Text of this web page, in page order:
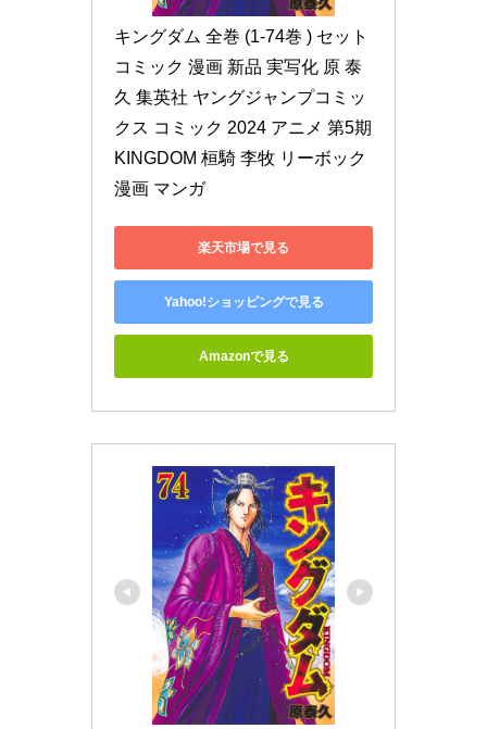
キングダム 全巻 (1-74巻 ) セット
コミック 漫画 新品 実写化 原 泰
久 集英社 ヤングジャンプコミッ
クス コミック 2024 アニメ 第5期
KINGDOM 桓騎 李牧 リーボック
漫画 マンガ
楽天市場で見る
Yahoo!ショッピングで見る
Amazonで見る